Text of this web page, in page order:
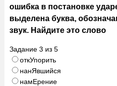
ошибка в постановке
выделена буква,
звук. Найдите это слово
Задание 3 из 5
откУпорить
нанЯвшийся
намЕрение